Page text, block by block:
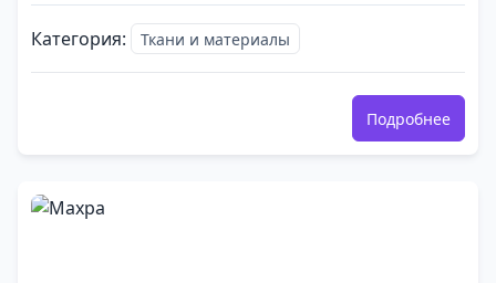
Категория: Ткани и материалы
Подробнее